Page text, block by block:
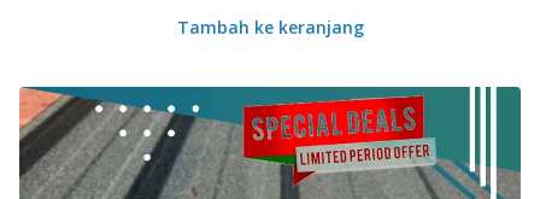
Tambah ke keranjang